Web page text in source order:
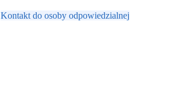
Kontakt do osoby odpowiedzialnej